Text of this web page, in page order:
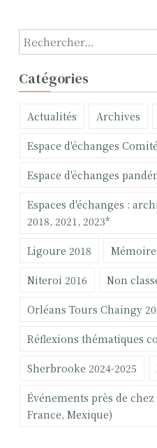
R
e
h
Catégories
Actualités Archives
Espace d'échanges
Espace d'échanges
Espaces d'échanges :
2018, 2021, 2023*
Ligoure 2018
Niteroi 2016 Non
Orléans Tours Chaingy
Réflexions thématiques
Sherbrooke 2024-2025
Événements près de
France, Mexique)